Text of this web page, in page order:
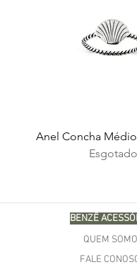
Anel Concha Médio
Esgotado
BENZÊ
QUEM
FALE